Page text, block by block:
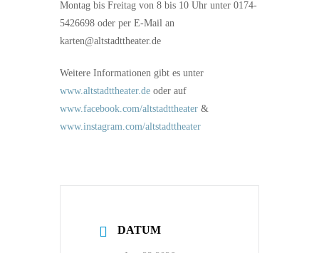
Montag bis Freitag von 8 bis 10 Uhr unter 0174-
5426698 oder per E-Mail an
karten@altstadttheater.de
Weitere Informationen gibt es unter
www.altstadttheater.de oder auf
www.facebook.com/altstadttheater &
www.instagram.com/altstadttheater
DATUM